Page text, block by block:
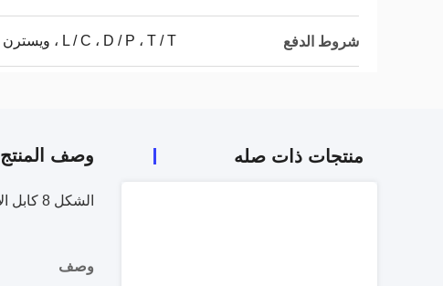
شروط الدفع L / C ، D / P ، T / T ، ويسترن يونيون
منتجات ذات صله وصف المنتج
الشكل 8 كابل الألياف البصرية Gyxtc8 الخارجي القابل للاستخدام للتركيب الجوي العلوي
وصف